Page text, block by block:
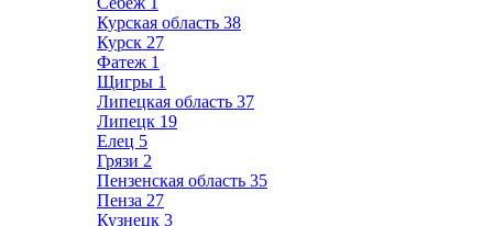
Курская область 38
Курск 27
Фатеж 1
Щигры 1
Липецкая область 37
Липецк 19
Елец 5
Грязи 2
Пензенская область 35
Пенза 27
Кузнецк 3